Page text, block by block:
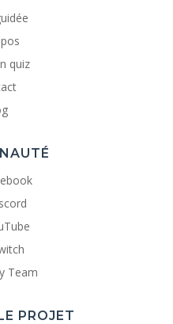
quiz
Team
PROJET